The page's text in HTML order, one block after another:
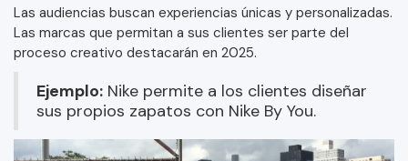
Las audiencias buscan experiencias únicas y personalizadas.
Las marcas que permitan a sus clientes ser parte del
proceso creativo destacarán en 2025.
Ejemplo: Nike permite a los clientes diseñar
sus propios zapatos con Nike By You.